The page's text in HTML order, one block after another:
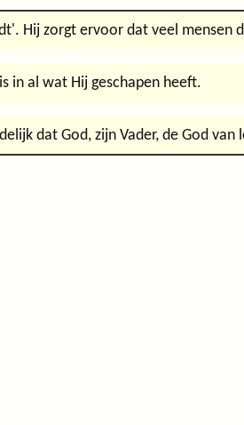
Hij zorgt ervoor dat veel mensen
in al wat Hij geschapen heeft.
dat God, zijn Vader, de God